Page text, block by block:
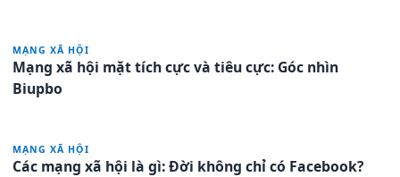
MẠNG XÃ HỘI
Mạng xã hội mặt tích cực và tiêu cực: Góc nhìn
Biupbo
MẠNG XÃ HỘI
Các mạng xã hội là gì: Đời không chỉ có Facebook?